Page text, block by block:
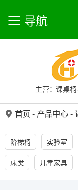
导航
主营：课桌
首页 - 产品中心 -
阶梯椅 实验室
床类 儿童家具